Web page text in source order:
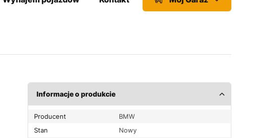
Informacje o produkcie
Producent
BMW
Stan
Nowy